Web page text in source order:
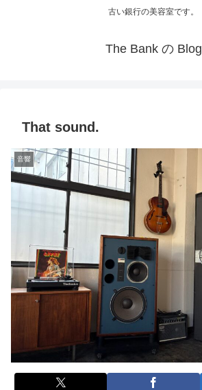
古い銀行の美容室です。
The Bank の Blog
That sound.
音響